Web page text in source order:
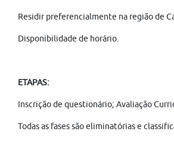
Residir preferencialmente na região de
Disponibilidade de horário.
ETAPAS:
Inscrição de questionário; Avaliação
Todas as fases são eliminatórias e